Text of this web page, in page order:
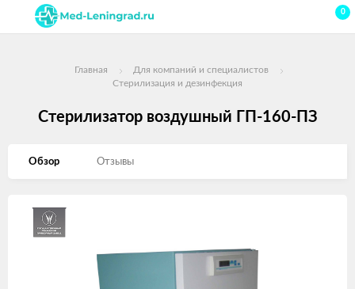
0
Главная
Для компаний и специалистов
Стерилизация и дезинфекция
Стерилизатор воздушный ГП-160-ПЗ
Обзор Отзывы
Изображения